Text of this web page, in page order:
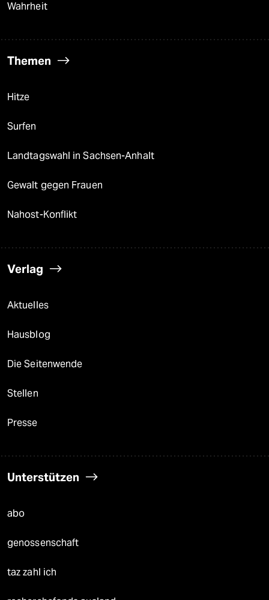
Wahrheit
Themen
Hitze
Surfen
Landtagswahl in Sachsen-Anhalt
Gewalt gegen Frauen
Nahost-Konflikt
Verlag
Aktuelles
Hausblog
Die Seitenwende
Stellen
Presse
Unterstützen
abo
genossenschaft
taz zahl ich